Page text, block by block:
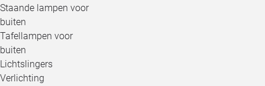
Staande lampen voor
buiten
Tafellampen voor
buiten
Lichtslingers
Verlichting